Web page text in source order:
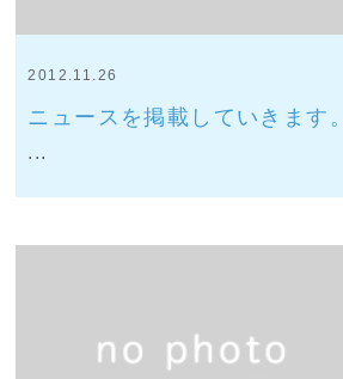
2012.11.26
ニュースを掲載していきます。
...